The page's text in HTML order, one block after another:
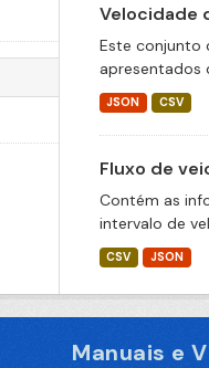
Velocidade
Este conjunto
apresentados
JSON CSV
Fluxo de
Contém as
intervalo de
CSV JSON
Manuais e